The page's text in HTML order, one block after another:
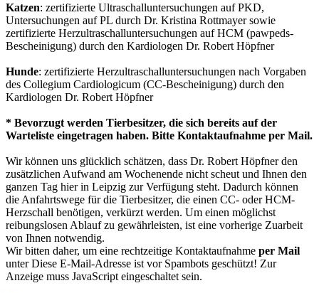
Katzen: zertifizierte Ultraschalluntersuchungen auf PKD,
Untersuchungen auf PL durch Dr. Kristina Rottmayer sowie
zertifizierte Herzultraschalluntersuchungen auf HCM (pawpeds-
Bescheinigung) durch den Kardiologen Dr. Robert Höpfner
Hunde: zertifizierte Herzultraschalluntersuchungen nach Vorgaben
des Collegium Cardiologicum (CC-Bescheinigung) durch den
Kardiologen Dr. Robert Höpfner
* Bevorzugt werden Tierbesitzer, die sich bereits auf der
Warteliste eingetragen haben. Bitte Kontaktaufnahme per Mail.
Wir können uns glücklich schätzen, dass Dr. Robert Höpfner den
zusätzlichen Aufwand am Wochenende nicht scheut und Ihnen den
ganzen Tag hier in Leipzig zur Verfügung steht. Dadurch können
die Anfahrtswege für die Tierbesitzer, die einen CC- oder HCM-
Herzschall benötigen, verkürzt werden. Um einen möglichst
reibungslosen Ablauf zu gewährleisten, ist eine vorherige Zuarbeit
von Ihnen notwendig.
Wir bitten daher, um eine rechtzeitige Kontaktaufnahme per Mail
unterDiese E-Mail-Adresse ist vor Spambots geschützt! Zur
Anzeige muss JavaScript eingeschaltet sein.